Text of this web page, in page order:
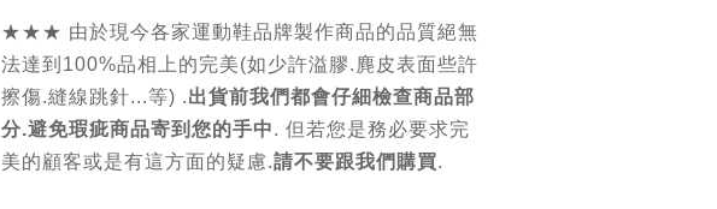
★★★ 由於現今各家運動鞋品牌製作商品的品質絕無
法達到100%品相上的完美(如少許溢膠.麂皮表面些許
擦傷.縫線跳針...等) .出貨前我們都會仔細檢查商品部
分.避免瑕疵商品寄到您的手中. 但若您是務必要求完
美的顧客或是有這方面的疑慮.請不要跟我們購買.